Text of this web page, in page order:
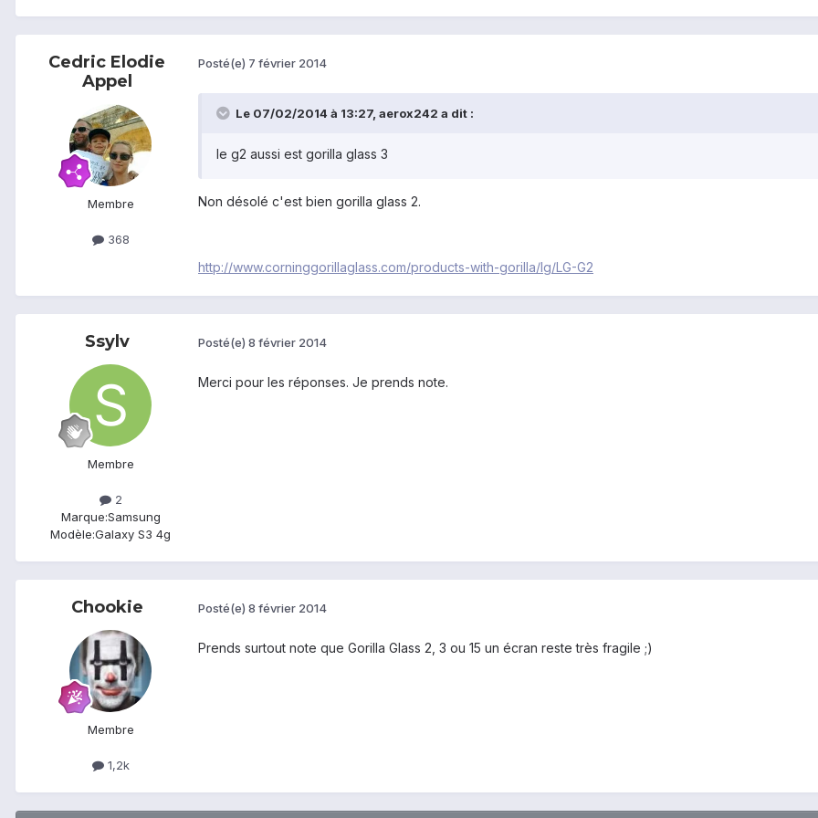
Cedric Elodie
Appel
Membre
368
Posté(e) 7 février 2014
Le 07/02/2014 à 13:27, aerox242 a dit :
le g2 aussi est gorilla glass 3
Non désolé c'est bien gorilla glass 2.
http://www.corninggorillaglass.com/products-with-gorilla/lg/LG-G2
Ssylv
Membre
2
Marque:Samsung
Modèle:Galaxy S3 4g
Posté(e) 8 février 2014
Merci pour les réponses. Je prends note.
Chookie
Membre
1,2k
Posté(e) 8 février 2014
Prends surtout note que Gorilla Glass 2, 3 ou 15 un écran reste très fragile ;)